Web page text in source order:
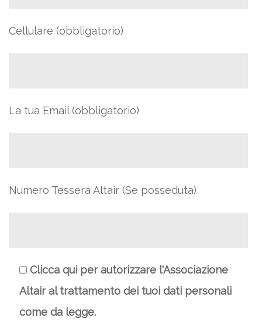
Cellulare (obbligatorio)
La tua Email (obbligatorio)
Numero Tessera Altair (Se posseduta)
Clicca qui per autorizzare l'Associazione
Altair al trattamento dei tuoi dati personali
come da legge.